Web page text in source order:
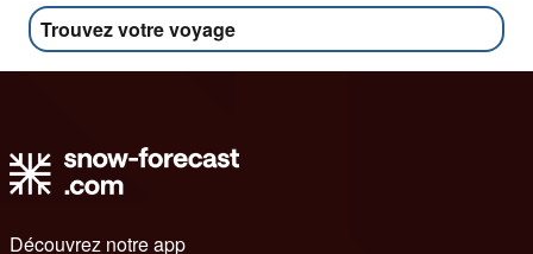
Trouvez votre voyage
Découvrez notre app